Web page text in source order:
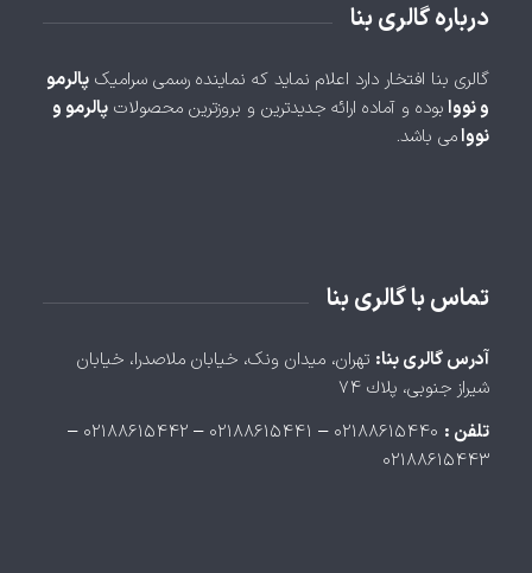
درباره گالری بنا
گالری بنا افتخار دارد اعلام نماید که نماینده رسمی سرامیک پالرمو
و نووابوده و آماده ارائه جدیدترین و بروزترین محصولات پالرمو و
نووامی باشد.
تماس با گالری بنا
آدرس گالری بنا: تهران، ميدان ونک، خيابان ملاصدرا، خيابان
شيراز جنوبی، پلاك ۷۴
تلفن :
۰۲۱۸۸۶۱۵۴۴۰ – ۰۲۱۸۸۶۱۵۴۴۱ – ۰۲۱۸۸۶۱۵۴۴۲ –
۰۲۱۸۸۶۱۵۴۴۳